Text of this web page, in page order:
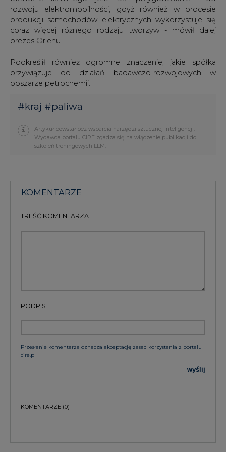
rozwoju elektromobilności, gdyż również w procesie
produkcji samochodów elektrycznych wykorzystuje się
coraz więcej różnego rodzaju tworzyw - mówił dalej
prezes Orlenu.
Podkreślił również ogromne znaczenie, jakie spółka
przywiązuje do działań badawczo-rozwojowych w
obszarze petrochemii.
#kraj #paliwa
Artykuł powstał bez wsparcia narzędzi sztucznej inteligencji.
Wydawca portalu CIRE zgadza się na włączenie publikacji do
szkoleń treningowych LLM.
KOMENTARZE
TREŚĆ KOMENTARZA
PODPIS
Przesłanie komentarza oznacza akceptację zasad korzystania z portalu
cire.pl
wyślij
KOMENTARZE (0)